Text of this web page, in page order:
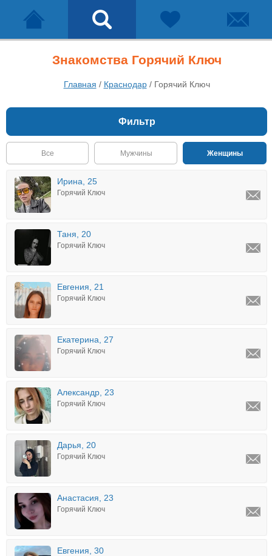
Знакомства Горячий Ключ
Главная / Краснодар/ Горячий Ключ
Фильтр
Все Мужчины Женщины
Ирина, 25
Горячий Ключ
Таня, 20
Горячий Ключ
Евгения, 21
Горячий Ключ
Екатерина, 27
Горячий Ключ
Александр, 23
Горячий Ключ
Дарья, 20
Горячий Ключ
Анастасия, 23
Горячий Ключ
Евгения, 30